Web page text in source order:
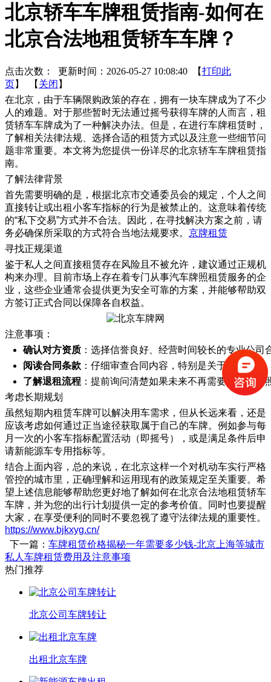
北京轿车车牌租赁指南-如何在
北京合法地租赁轿车车牌？
点击次数： 更新时间：2026-05-27 10:08:40 【打印此
页】 【 关闭 】
在北京，由于车辆限购政策的存在，拥有一块车牌成为了不少
人的难题。对于那些暂时无法通过摇号获得车牌的人而言，租
赁轿车车牌成为了一种解决办法。但是，在进行车牌租赁时，
了解相关法律法规、选择合适的租赁方式以及注意一些细节问
题非常重要。本文将为您提供一份详尽的北京轿车车牌租赁指
南。
了解法律背景
首先需要明确的是，根据北京市交通委员会的规定，个人之间
直接转让或出租小客车指标的行为是被禁止的。这意味着传统
的“私下交易”方式并不合法。因此，在寻找解决方案之前，请
务必确保所采取的方式符合当地法规要求。 京牌租赁
寻找正规渠道
鉴于私人之间直接租赁存在风险且不被允许，建议通过正规机
构来办理。目前市场上存在着专门从事汽车牌照租赁服务的企
业，这些企业通常会提供更为安全可靠的方案，并能够帮助双
方签订正式合同以保障各自权益。
注意事项：
确认对方资质 ：选择信誉良好、经营时间较长的专业公司
阅读合同条款 ：仔细审查合同内容，特别是关于费用支付
了解退租流程 ：提前询问清楚如果未来不再需要租赁该牌
考虑长期规划
虽然短期内租赁车牌可以解决用车需求，但从长远来看，还是
应该考虑如何通过正当途径获取属于自己的车牌。例如参与每
月一次的小客车指标配置活动（即摇号），或是满足条件后申
请新能源车专用指标等。
结合上面内容，总的来说，在北京这样一个对机动车实行严格
管控的城市里，正确理解和运用现有的政策规定至关重要。希
望上述信息能够帮助您更好地了解如何在北京合法地租赁轿车
车牌，并为您的出行计划提供一定的参考价值。同时也要提醒
大家，在享受便利的同时不要忽视了遵守法律法规的重要性。
https://www.bjkxyg.cn/
下一篇： 车牌租赁价格揭秘一年需要多少钱-北京上海等城市
私人车牌租赁费用及注意事项
热门推荐
北京公司车牌转让
出租北京车牌